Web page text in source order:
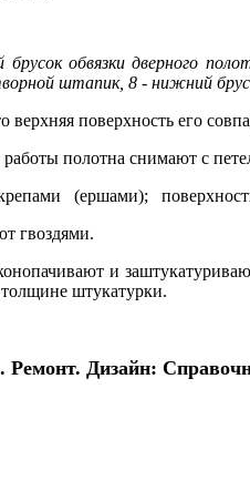
обвязки дверного
штапик, 8 - нижний
поверхность его
полотна снимают с
(ершами);
гвоздями.
и
штукатурки.
Дизайн: